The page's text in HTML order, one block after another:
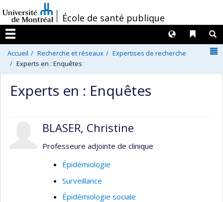
au
contenu
/École de santé publique
Menu
Liens
Langues
Accueil Recherche et réseaux
Expertises de recherche
Experts en : Enquêtes
Experts en : Enquêtes
BLASER, Christine
Professeure adjointe de clinique
Épidémiologie
Surveillance
Épidémiologie sociale